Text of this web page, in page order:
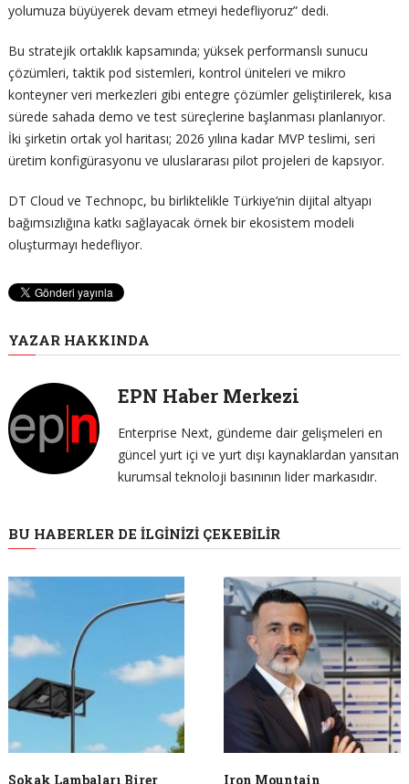
yolumuza büyüyerek devam etmeyi hedefliyoruz” dedi.
Bu stratejik ortaklık kapsamında; yüksek performanslı sunucu
çözümleri, taktik pod sistemleri, kontrol üniteleri ve mikro
konteyner veri merkezleri gibi entegre çözümler geliştirilerek, kısa
sürede sahada demo ve test süreçlerine başlanması planlanıyor.
İki şirketin ortak yol haritası; 2026 yılına kadar MVP teslimi, seri
üretim konfigürasyonu ve uluslararası pilot projeleri de kapsıyor.
DT Cloud ve Technopc, bu birliktelikle Türkiye’nin dijital altyapı
bağımsızlığına katkı sağlayacak örnek bir ekosistem modeli
oluşturmayı hedefliyor.
YAZAR HAKKINDA
EPN Haber Merkezi
Enterprise Next, gündeme dair gelişmeleri en
güncel yurt içi ve yurt dışı kaynaklardan yansıtan
kurumsal teknoloji basınının lider markasıdır.
BU HABERLER DE İLGINIZI ÇEKEBILIR
Sokak Lambaları Birer Iron Mountain